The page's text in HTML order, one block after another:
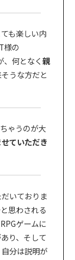
も楽しい内
様の
何となく親
うな方だと
ゃうのが大
ていただき
いておりま
思わされる
ゲームに
り、そして
自分は説明が